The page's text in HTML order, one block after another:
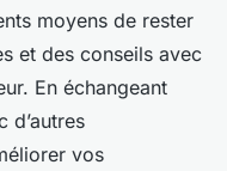
moyens de rester
et des conseils avec
En échangeant
d’autres
vos